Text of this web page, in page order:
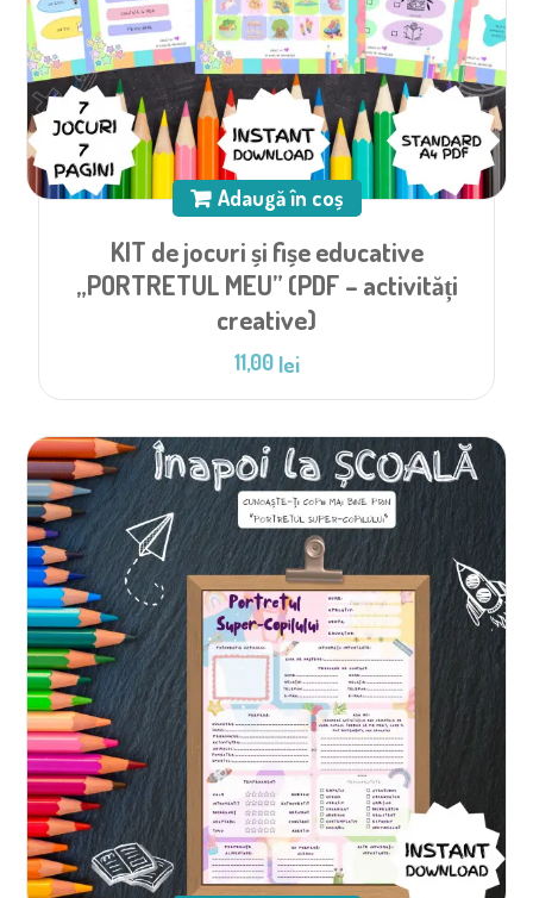
Adaugă în coș
KIT de jocuri și fișe educative
„PORTRETUL MEU” (PDF – activități
creative)
11,00 lei